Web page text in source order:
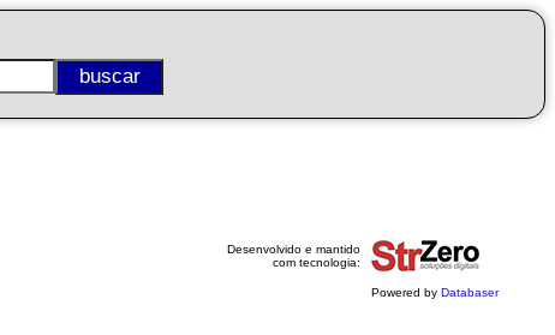
Desenvolvido e mantido
com tecnologia:
Powered by Databaser